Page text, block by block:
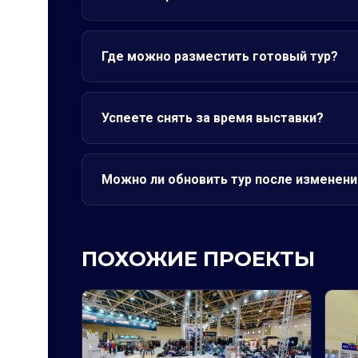
Где можно разместить готовый тур?
Успеете снять за время выставки?
Можно ли обновить тур после
ПОХОЖИЕ ПРОЕКТЫ